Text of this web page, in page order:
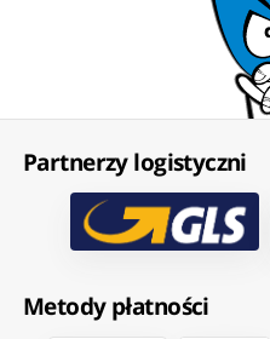
Partnerzy logistyczni
Metody płatności